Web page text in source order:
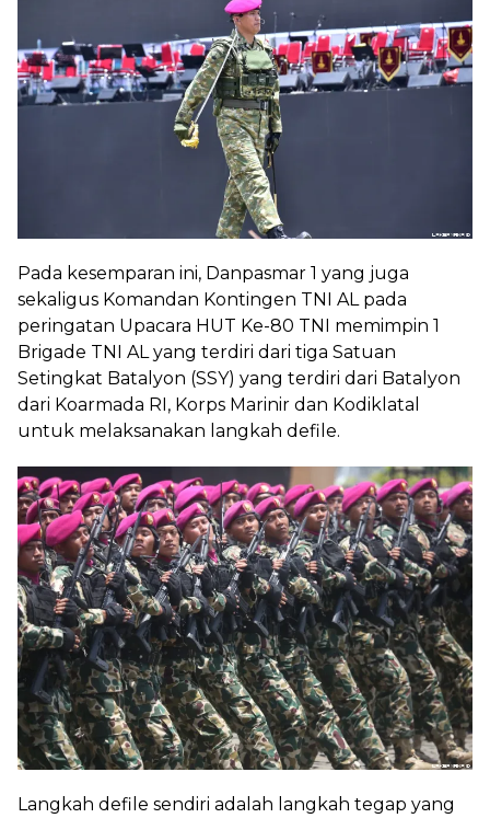
Pada kesemparan ini, Danpasmar 1 yang juga
sekaligus Komandan Kontingen TNI AL pada
peringatan Upacara HUT Ke-80 TNI memimpin 1
Brigade TNI AL yang terdiri dari tiga Satuan
Setingkat Batalyon (SSY) yang terdiri dari Batalyon
dari Koarmada RI, Korps Marinir dan Kodiklatal
untuk melaksanakan langkah defile.
Langkah defile sendiri adalah langkah tegap yang